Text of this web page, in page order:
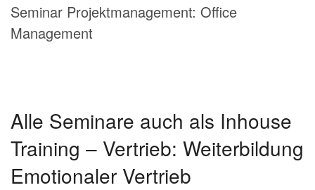
Seminar Projektmanagement: Office
Management
Alle Seminare auch als Inhouse
Training – Vertrieb: Weiterbildung
Emotionaler Vertrieb